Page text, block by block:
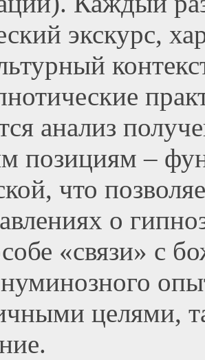
экскурс,
анализ
позициям –
что
о
«связи» с
целями,